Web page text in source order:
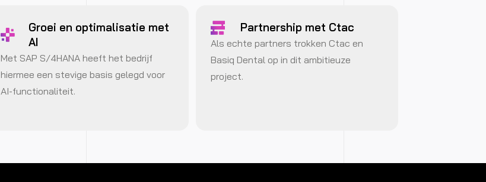
Groei en optimalisatie met
AI
Met SAP S/4HANA heeft het bedrijf
hiermee een stevige basis gelegd voor
AI-functionaliteit.
Partnership met Ctac
Als echte partners trokken Ctac en
Basiq Dental op in dit ambitieuze
project.